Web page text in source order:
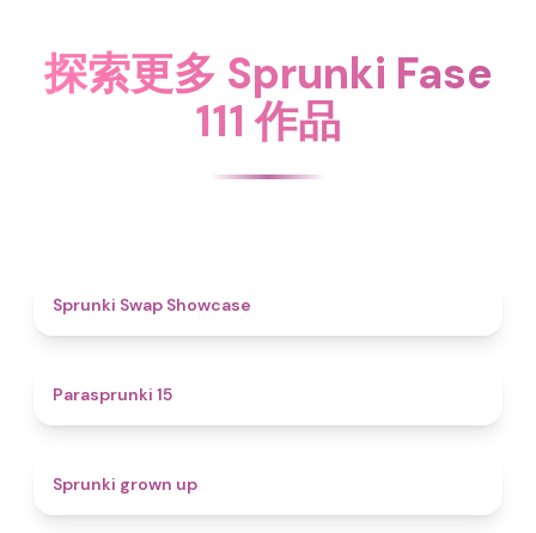
探索更多 Sprunki Fase
111 作品
Sprunki Swap Showcase
Parasprunki 15
Sprunki grown up